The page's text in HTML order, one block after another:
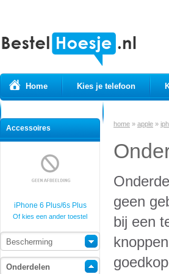
Home Kies je telefoon
Accessoires
iPhone 6 Plus/6s Plus
Of kies een ander toestel
Bescherming
Onderdelen
home » apple »
geen
bij een